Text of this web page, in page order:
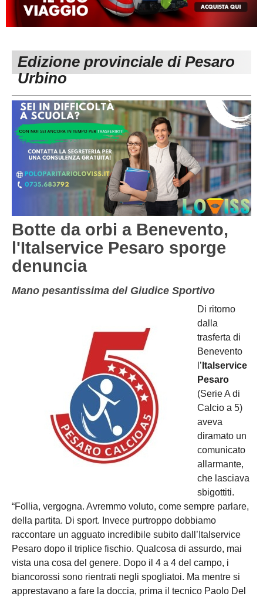
MACERATA
Carica la tua Rosa
ECCELLENZA
1^ CATEGORIA
3^ CATEGORIA
GIOVANILI
REGIONALI
Edizione provinciale di Pesaro
Urbino
Botte da orbi a Benevento,
l'Italservice Pesaro sporge
denuncia
Mano pesantissima del Giudice Sportivo
Di ritorno
dalla
trasferta di
Benevento
l’ Italservice
Pesaro
(Serie A di
Calcio a 5)
aveva
diramato un
comunicato
allarmante,
che lasciava
sbigottiti.
“Follia, vergogna. Avremmo voluto, come sempre parlare,
della partita. Di sport. Invece purtroppo dobbiamo
raccontare un agguato incredibile subito dall’Italservice
Pesaro dopo il triplice fischio. Qualcosa di assurdo, mai
vista una cosa del genere. Dopo il 4 a 4 del campo, i
biancorossi sono rientrati negli spogliatoi. Ma mentre si
apprestavano a fare la doccia, prima il tecnico Paolo Del